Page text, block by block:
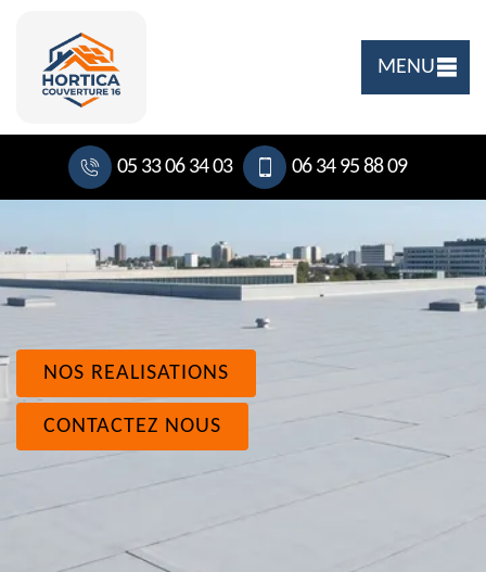
MENU
05 33 06 34 03 06 34 95 88 09
NOS REALISATIONS
CONTACTEZ NOUS